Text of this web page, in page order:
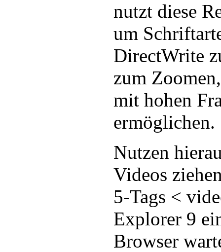
nutzt diese
um
DirectWrite
zum
mit hohen
ermöglichen.
Nutzen
Videos
5-Tags <
Explorer 9
Browser